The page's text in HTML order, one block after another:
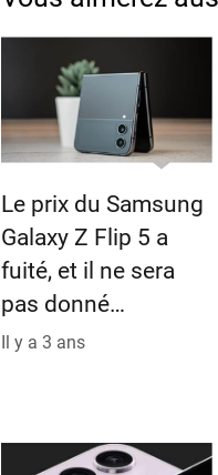
Le prix du Samsung
Galaxy Z Flip 5 a
fuité, et il ne sera
pas donné…
Il y a 3 ans